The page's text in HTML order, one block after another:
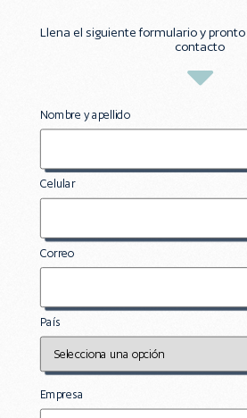
Llena el siguiente formulario y
contacto
Nombre y apellido
Celular
Correo
País
Empresa